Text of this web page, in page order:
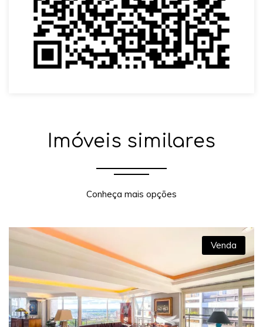
Imóveis similares
Conheça mais opções
Previous Next
Venda